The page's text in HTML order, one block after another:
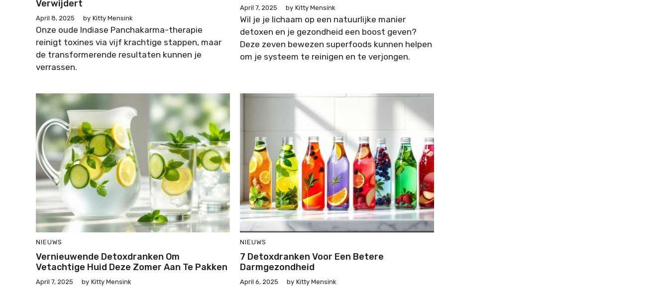
Verwijdert
April 8, 2025 by Kitty Mensink
Onze oude Indiase Panchakarma-therapie
reinigt toxines via vijf krachtige stappen, maar
de transformerende resultaten kunnen je
verrassen.
April 7, 2025 by Kitty Mensink
Wil je je lichaam op een natuurlijke manier
detoxen en je gezondheid een boost geven?
Deze zeven bewezen superfoods kunnen helpen
om je systeem te reinigen en te verjongen.
NIEUWS
Vernieuwende Detoxdranken Om
Vetachtige Huid Deze Zomer Aan Te Pakken
April 7, 2025 by Kitty Mensink
NIEUWS
7 Detoxdranken Voor Een Betere
Darmgezondheid
April 6, 2025 by Kitty Mensink